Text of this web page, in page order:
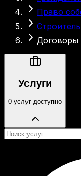
Право
Договоры
Услуги
0 услуг доступно